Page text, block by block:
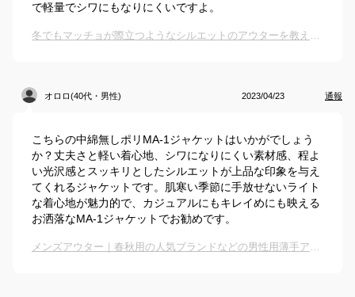
で軽量でシワにもなりにくいですよ。
冬でもマッチョが際立つようなシルエットのアウターを教えて！
オロロ(40代・男性) 2023/04/23 通報
こちらの中綿無しポリMA-1ジャケットはいかがでしょう
か？丈夫さと軽い着心地、シワになりにくい素材感、程よ
い光沢感とスッキリとしたシルエットが上品な印象を与え
てくれるジャケットです。肌寒い季節に手放せないライト
な着心地が魅力的で、カジュアルにもキレイめにも映える
お洒落なMA-1ジャケットでお勧めです。
メンズアウター｜春秋用の人気ブランドなどの男性用薄手アウターのおすすめは？